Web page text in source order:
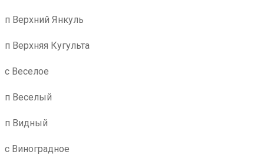
п Верхний Янкуль
п Верхняя Кугульта
с Веселое
п Веселый
п Видный
с Виноградное